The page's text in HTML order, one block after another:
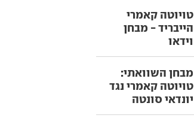
טויוטה קאמרי
הייבריד - מבחן
וידאו
מבחן השוואתי:
טויוטה קאמרי נגד
יונדאי סונטה